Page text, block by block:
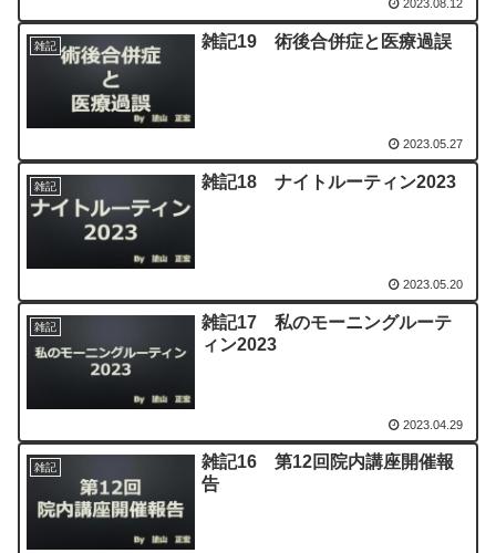
2023.08.12
雑記 雑記19 術後合併症と医療過誤
2023.05.27
雑記 雑記18 ナイトルーティン2023
2023.05.20
雑記
雑記17 私のモーニングルーテ
ィン2023
2023.04.29
雑記
雑記16 第12回院内講座開催報
告